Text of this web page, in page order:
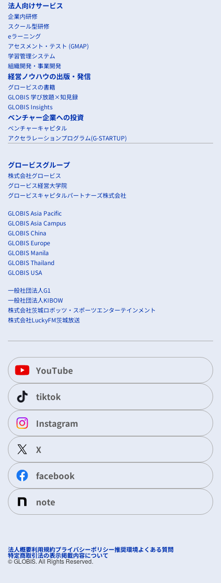
法人向けサービス
企業内研修
スクール型研修
eラーニング
アセスメント・テスト (GMAP)
学習管理システム
組織開発・事業開発
経営ノウハウの出版・発信
グロービスの書籍
GLOBIS 学び放題×知見録
GLOBIS Insights
ベンチャー企業への投資
ベンチャーキャピタル
アクセラレーションプログラム(G-STARTUP)
グロービスグループ
株式会社グロービス
グロービス経営大学院
グロービスキャピタルパートナーズ株式会社
GLOBIS Asia Pacific
GLOBIS Asia Campus
GLOBIS China
GLOBIS Europe
GLOBIS Manila
GLOBIS Thailand
GLOBIS USA
一般社団法人G1
一般社団法人KIBOW
株式会社茨城ロボッツ・スポーツエンターテインメント
株式会社LuckyFM茨城放送
YouTube
tiktok
Instagram
X
facebook
note
法人概要利用規約プライバシーポリシー推奨環境よくある質問
特定商取引法の表示掲載内容について
©︎ GLOBIS. All Rights Reserved.